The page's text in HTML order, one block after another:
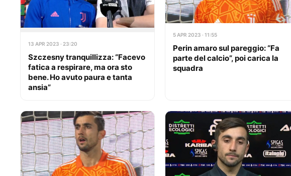
13 APR 2023 · 23:20
Szczesny tranquillizza: “Facevo
fatica a respirare, ma ora sto
bene. Ho avuto paura e tanta
ansia”
5 APR 2023 · 11:55
Perin amaro sul pareggio: “Fa
parte del calcio”, poi carica la
squadra